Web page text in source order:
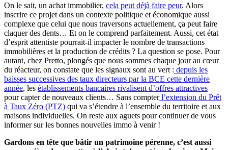
On le sait, un achat immobilier, cela peut déjà faire peur. Alors
inscrire ce projet dans un contexte politique et économique aussi
complexe que celui que nous traversons actuellement, ça peut faire
claquer des dents… Et on le comprend parfaitement. Aussi, cet état
d’esprit attentiste pourrait-il impacter le nombre de transactions
immobilières et la production de crédits ? La question se pose. Pour
autant, chez Pretto, plongés que nous sommes chaque jour au cœur
du réacteur, on constate que les signaux sont au vert : depuis les
baisses successives des taux directeurs par la BCE cette dernière
année, les établissements bancaires rivalisent d’offres attractives
pour capter de nouveaux clients… Sans compterl’extension du Prêt
à Taux Zéro (PTZ) qui va s’étendre à l’ensemble du territoire et aux
maisons individuelles. On reste aux aguets pour continuer de vous
informer sur les bonnes nouvelles immo à venir !
Gardons en tête que bâtir un patrimoine pérenne, c’est aussi